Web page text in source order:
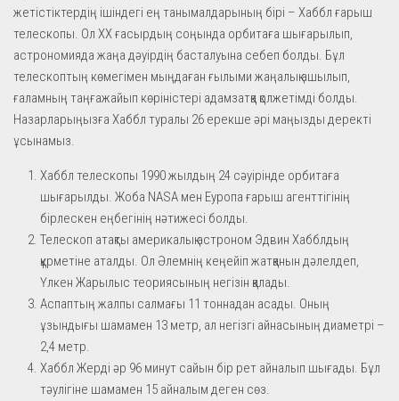
жетістіктердің ішіндегі ең танымалдарының бірі – Хаббл ғарыш
телескопы. Ол ХХ ғасырдың соңында орбитаға шығарылып,
астрономияда жаңа дәуірдің басталуына себеп болды. Бұл
телескоптың көмегімен мыңдаған ғылыми жаңалық ашылып,
ғаламның таңғажайып көріністері адамзатқа қолжетімді болды.
Назарларыңызға Хаббл туралы 26 ерекше әрі маңызды деректі
ұсынамыз.
Хаббл телескопы 1990 жылдың 24 сәуірінде орбитаға
шығарылды. Жоба NASA мен Еуропа ғарыш агенттігінің
бірлескен еңбегінің нәтижесі болды.
Телескоп атақты америкалық астроном Эдвин Хабблдың
құрметіне аталды. Ол Әлемнің кеңейіп жатқанын дәлелдеп,
Үлкен Жарылыс теориясының негізін қалады.
Аспаптың жалпы салмағы 11 тоннадан асады. Оның
ұзындығы шамамен 13 метр, ал негізгі айнасының диаметрі –
2,4 метр.
Хаббл Жерді әр 96 минут сайын бір рет айналып шығады. Бұл
тәулігіне шамамен 15 айналым деген сөз.